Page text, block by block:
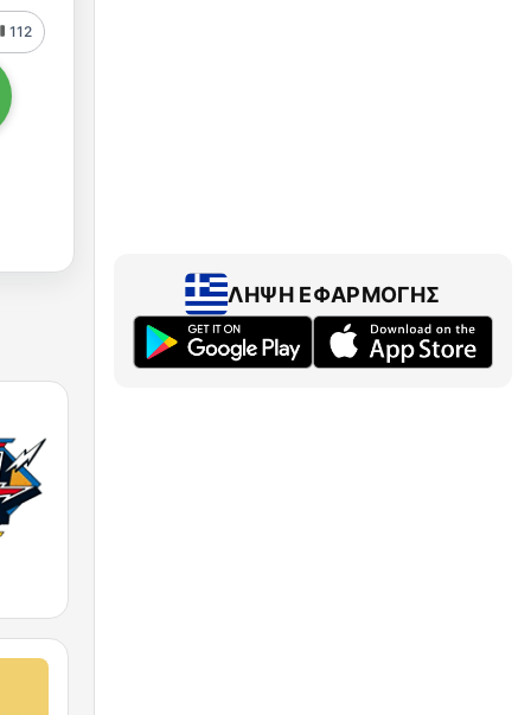
112
ΛΉΨΗ ΕΦΑΡΜΟΓΉΣ